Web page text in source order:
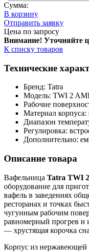
Сумма:
В корзину
Отправить заявку
Цена по запросу
Внимание! Уточняйте
К списку товаров
Технические
Бренд: Tatra
Модель: TWI 2
Рабочие
Материал
Диапазон
Регулировка:
Дополнительно:
Описание товара
Вафельница Tatra TWI
оборудование для
вафель в заведениях
ресторанах и точках
чугунным рабочим
равномерный прогрев и
— хрустящая корочка
Корпус из нержавеющей